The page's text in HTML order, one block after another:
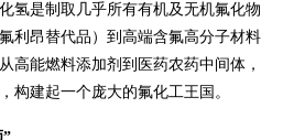
氢是制取几乎所有有机及无机氟化物
昂替代品）到高端含氟高分子材料
高能燃料添加剂到医药农药中间体，
构建起一个庞大的氟化工王国。